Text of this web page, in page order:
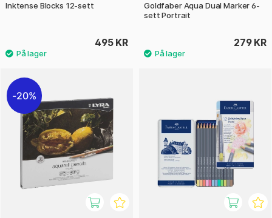
Inktense Blocks 12-sett
495 KR
Goldfaber Aqua Dual Marker 6-
sett Portrait
279 KR
20%